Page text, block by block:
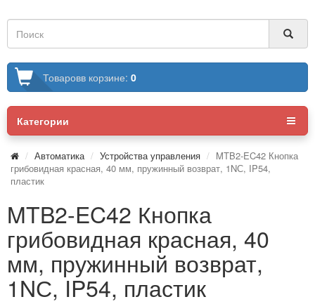
Товаровв корзине: 0
Категории
Автоматика Устройства управления
MTB2-EC42 Кнопка
грибовидная красная, 40 мм, пружинный возврат, 1NС, IP54,
пластик
MTB2-EC42 Кнопка
грибовидная красная, 40
мм, пружинный возврат,
1NС, IP54, пластик